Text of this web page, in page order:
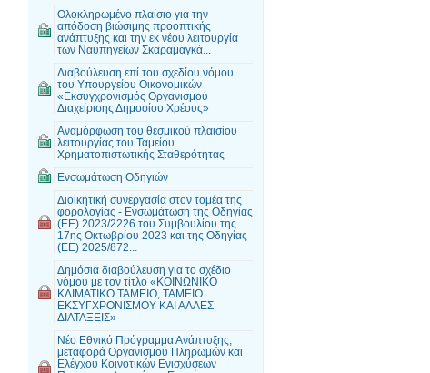
Ολοκληρωμένο πλαίσιο για την
απόδοση βιώσιμης προοπτικής
ανάπτυξης και την εκ νέου λειτουργία
των Ναυπηγείων Σκαραμαγκά...
Διαβούλευση επί του σχεδίου νόμου
του Υπουργείου Οικονομικών
«Εκσυγχρονισμός Οργανισμού
Διαχείρισης Δημοσίου Χρέους»
Αναμόρφωση του θεσμικού πλαισίου
λειτουργίας του Ταμείου
Χρηματοπιστωτικής Σταθερότητας
Ενσωμάτωση Οδηγιών
Διοικητική συνεργασία στον τομέα της
φορολογίας - Ενσωμάτωση της Οδηγίας
(ΕΕ) 2023/2226 του Συμβουλίου της
17ης Οκτωβρίου 2023 και της Οδηγίας
(ΕΕ) 2025/872...
Δημόσια διαβούλευση για το σχέδιο
νόμου με τον τίτλο «ΚΟΙΝΩΝΙΚΟ
ΚΛΙΜΑΤΙΚΟ ΤΑΜΕΙΟ, ΤΑΜΕΙΟ
ΕΚΣΥΓΧΡΟΝΙΣΜΟΥ ΚΑΙ ΑΛΛΕΣ
ΔΙΑΤΑΞΕΙΣ»
Νέο Εθνικό Πρόγραμμα Ανάπτυξης,
μεταφορά Οργανισμού Πληρωμών και
Ελέγχου Κοινοτικών Ενισχύσεων